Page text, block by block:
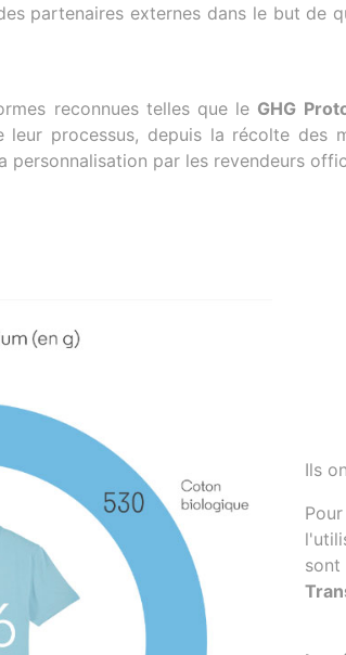
partenaires externes dans le but de
reconnues telles que le GHG
processus, depuis la récolte des
par les revendeurs
Ils